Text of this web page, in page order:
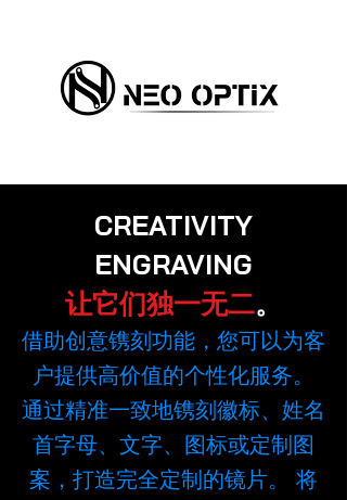
CREATIVITY
ENGRAVING
让它们独一无二。
借助创意镌刻功能，您可以为客
户提供高价值的个性化服务。
通过精准一致地镌刻徽标、姓名
首字母、文字、图标或定制图
案，打造完全定制的镜片。 将